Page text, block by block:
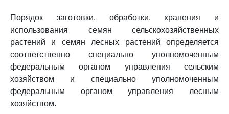
Порядок заготовки, обработки, хранения и
использования семян сельскохозяйственных
растений и семян лесных растений определяется
соответственно специально уполномоченным
федеральным органом управления сельским
хозяйством и специально уполномоченным
федеральным органом управления лесным
хозяйством.